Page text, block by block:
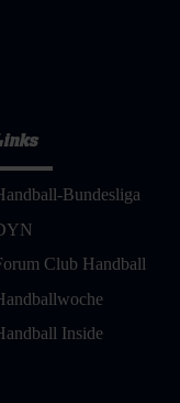
Bundesliga
Club Handball
Inside